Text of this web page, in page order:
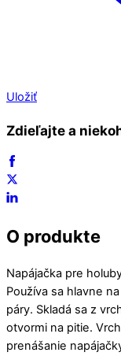
Uložiť
Zdieľajte a
O produkte
Napájačka pre
Používa sa hlavne
páry. Skladá sa z
otvormi na pitie.
prenášanie